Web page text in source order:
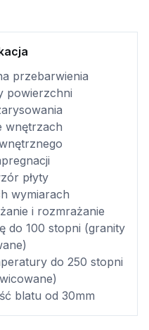
przebarwienia
powierzchni
wnętrzach
płyty
wymiarach
i rozmrażanie
do 100 stopni (granity
do 250 stopni
blatu od 30mm